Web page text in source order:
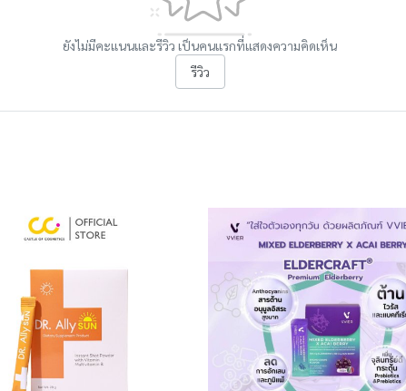
ยังไม่มีคะแนนและรีวิว เป็นคนแรกที่แสดงความคิดเห็น
รีวิว